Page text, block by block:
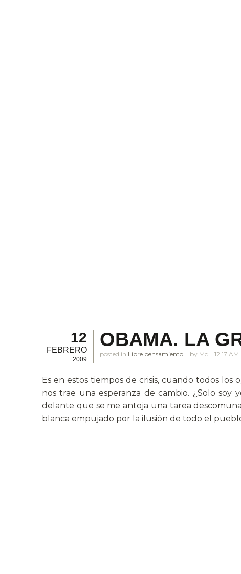
12
FEBRERO
2009
OBAMA. LA
posted in Libre pensamiento Mc 12.17 AM
Es en estos tiempos de crisis, cuando todos
nos trae una esperanza de cambio. ¿Solo
delante que se me antoja una tarea
blanca empujado por la ilusión de todo el